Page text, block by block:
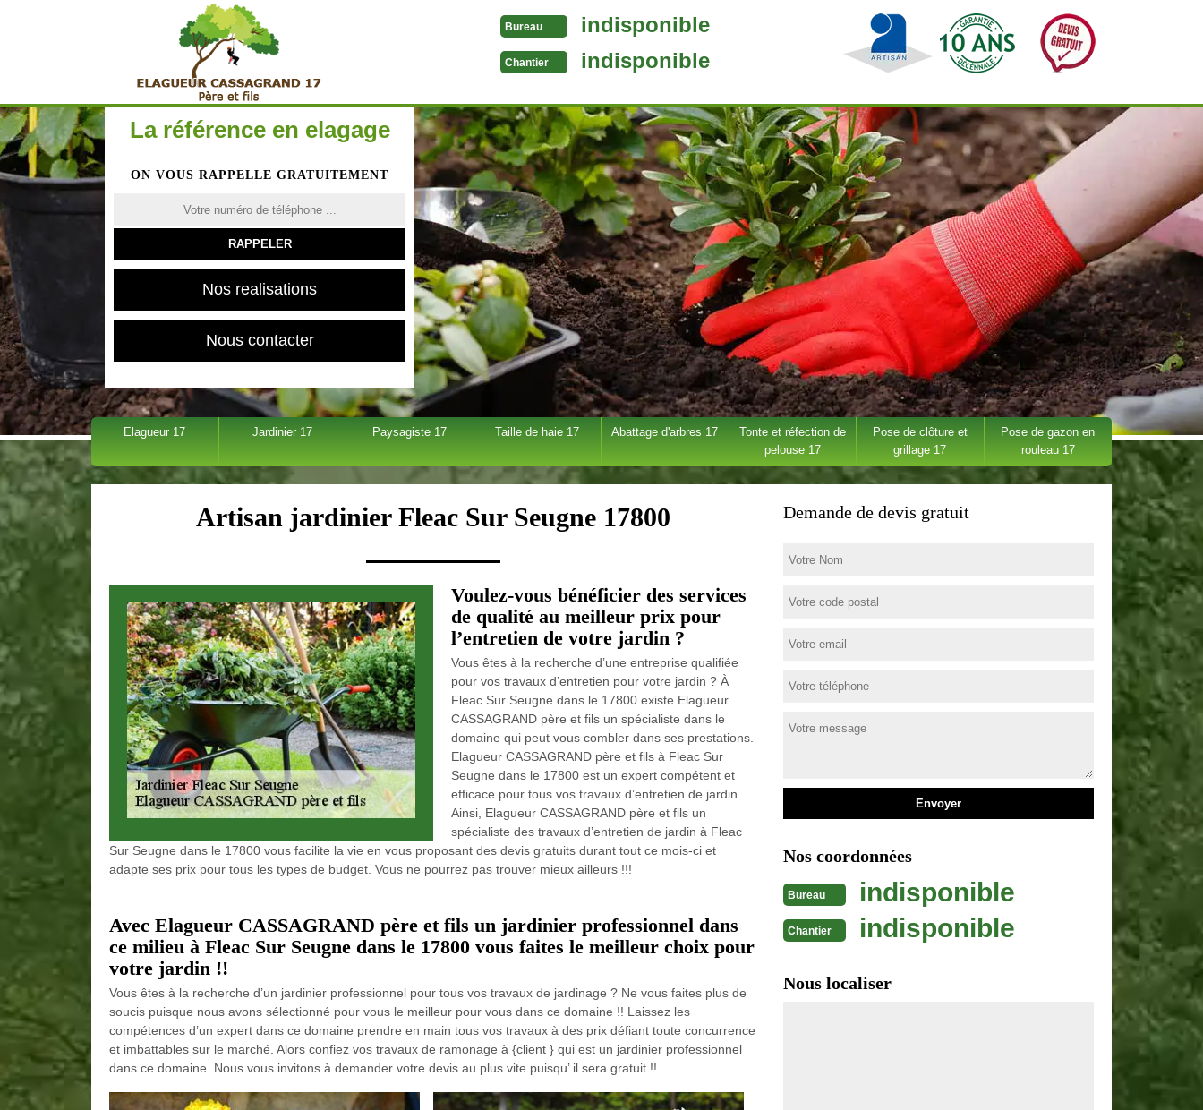
Bureau indisponible
Chantier indisponible
La référence en elagage
ON VOUS RAPPELLE GRATUITEMENT
Nos realisations
Nous contacter
Elagueur 17 Jardinier 17 Paysagiste 17 Taille de haie 17 Abattage d'arbres 17
Tonte et réfection de
pelouse 17
Pose de clôture et
grillage 17
Pose de gazon en
rouleau 17
Artisan jardinier Fleac Sur Seugne 17800
Voulez-vous bénéficier des services
de qualité au meilleur prix pour
l’entretien de votre jardin ?
Vous êtes à la recherche d’une entreprise qualifiée
pour vos travaux d’entretien pour votre jardin ? À
Fleac Sur Seugne dans le 17800 existe Elagueur
CASSAGRAND père et fils un spécialiste dans le
domaine qui peut vous combler dans ses prestations.
Elagueur CASSAGRAND père et fils à Fleac Sur
Seugne dans le 17800 est un expert compétent et
efficace pour tous vos travaux d’entretien de jardin.
Ainsi, Elagueur CASSAGRAND père et fils un
spécialiste des travaux d’entretien de jardin à Fleac
Sur Seugne dans le 17800 vous facilite la vie en vous proposant des devis gratuits durant tout ce mois-ci et
adapte ses prix pour tous les types de budget. Vous ne pourrez pas trouver mieux ailleurs !!!
Avec Elagueur CASSAGRAND père et fils un jardinier professionnel dans
ce milieu à Fleac Sur Seugne dans le 17800 vous faites le meilleur choix pour
votre jardin !!
Vous êtes à la recherche d’un jardinier professionnel pour tous vos travaux de jardinage ? Ne vous faites plus de
soucis puisque nous avons sélectionné pour vous le meilleur pour vous dans ce domaine !! Laissez les
compétences d’un expert dans ce domaine prendre en main tous vos travaux à des prix défiant toute concurrence
et imbattables sur le marché. Alors confiez vos travaux de ramonage à {client } qui est un jardinier professionnel
dans ce domaine. Nous vous invitons à demander votre devis au plus vite puisqu’ il sera gratuit !!
Demande de devis gratuit
Nos coordonnées
Bureau indisponible
Chantier indisponible
Nous localiser